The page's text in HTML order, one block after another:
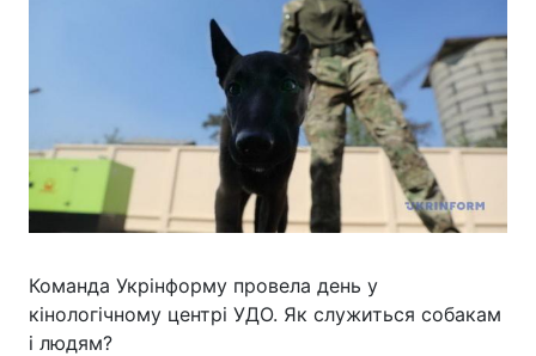
Команда Укрінформу провела день у
кінологічному центрі УДО. Як служиться собакам
і людям?